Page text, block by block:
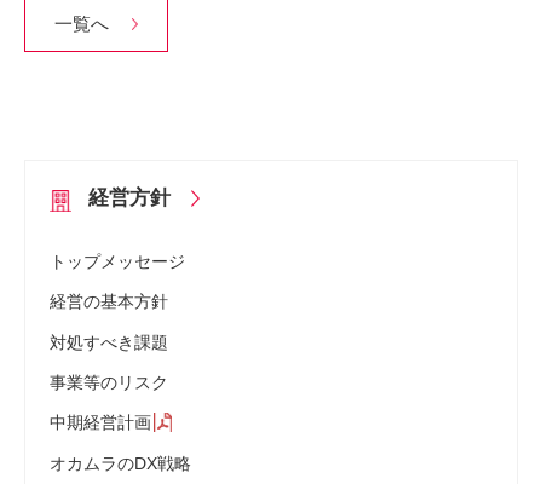
一覧へ
経営方針
トップメッセージ
経営の基本方針
対処すべき課題
事業等のリスク
中期経営計画
オカムラのDX戦略